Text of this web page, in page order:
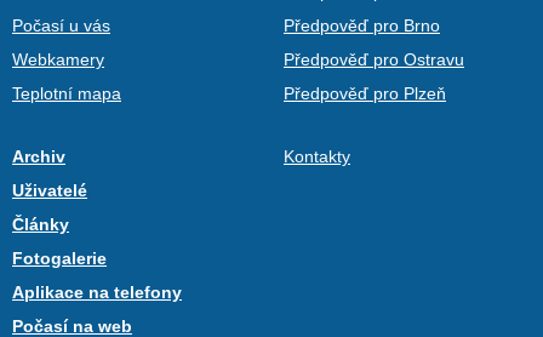
Počasí u vás
Webkamery
Teplotní mapa
Předpověď pro Brno
Předpověď pro Ostravu
Předpověď pro Plzeň
Archiv
Uživatelé
Články
Fotogalerie
Aplikace na telefony
Počasí na web
Kontakty